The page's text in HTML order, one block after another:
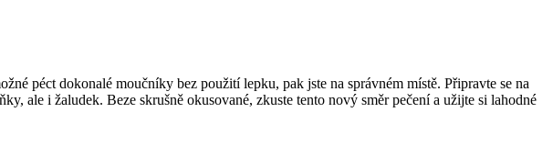
péct dokonalé moučníky bez použití‍ lepku, pak⁢ jste na správném místě.‍ Připravte se na⁤
ale i žaludek. Beze skrušně okusované, zkuste ‌tento nový ⁢směr pečení a ⁤užijte si lahodné